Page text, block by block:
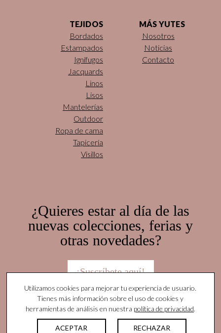
TEJIDOS
Bordados
Estampados
Ignífugos
Jacquards
Linos
Lisos
Mantelerías
Outdoor
Ropa de cama
Tapicería
Visillos
MÁS YUTES
Nosotros
Noticias
Contacto
¿Quieres estar al día de las
nuevas colecciones, ferias y
otras novedades?
¡Suscríbete aquí!
© Yutes Natural Fabrics. Todos los derechos
reservados |Nota legal Política de privacidad
Utilizamos cookies para mejorar tu experiencia de usuario.
Tienes más información sobre el uso de cookies y
herramientas de análisis en nuestra política de privacidad.
ACEPTAR RECHAZAR